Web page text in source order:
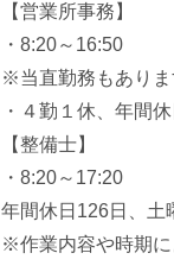
【営業所事務】
・8:20～16:50
※当直勤務もありま
・４勤１休、年間
【整備士】
・8:20～17:20
年間休日126日、土
※作業内容や時期に